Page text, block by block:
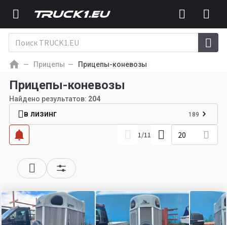
Прицепы Прицепы-коневозы
Прицепы-коневозы
Найдено результатов: 204
в лизинг 189
1/11 20